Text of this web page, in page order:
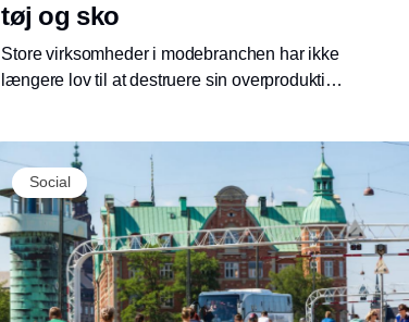
tøj og sko
Store virksomheder i modebranchen har ikke
længere lov til at destruere sin overproduktion.
virksomhederne længere op i
affaldshierarkiet.
Social